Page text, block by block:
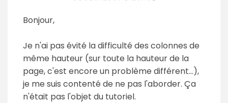
Bonjour,
Je n'ai pas évité la difficulté des colonnes de
même hauteur (sur toute la hauteur de la
page, c'est encore un problème différent...),
je me suis contenté de ne pas l'aborder. Ça
n'était pas l'objet du tutoriel.